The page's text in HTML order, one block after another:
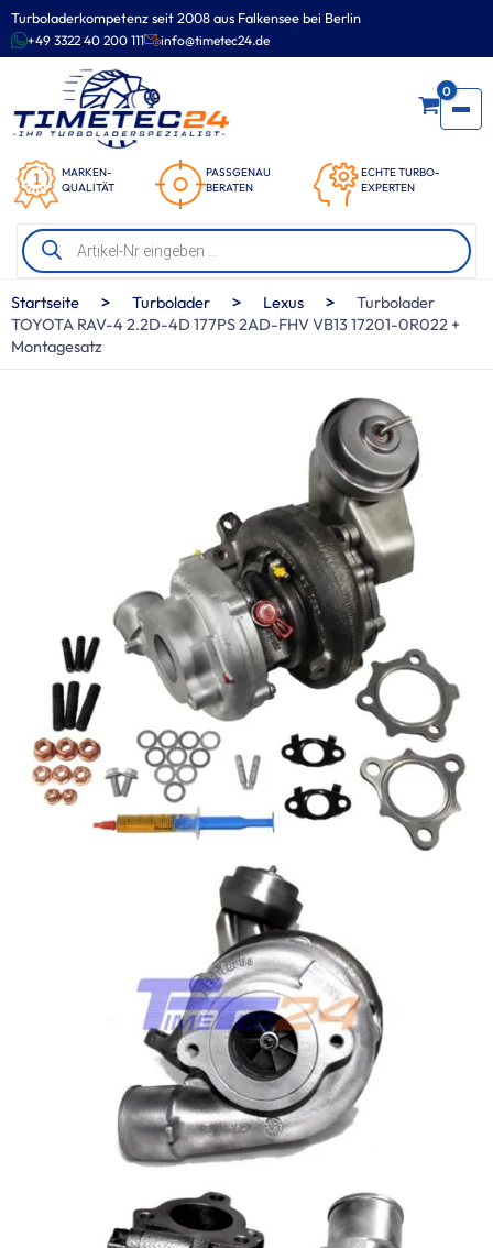
Turboladerkompetenz seit 2008 aus Falkensee bei Berlin
+49 3322 40 200 111 info@timetec24.de
MARKEN-
QUALITÄT
PASSGENAU
BERATEN
ECHTE TURBO-
EXPERTEN
0
Products
search
Zum
Inhalt
springen
Startseite > Turbolader > Lexus >
Turbolader
TOYOTA RAV-4 2.2D-4D 177PS 2AD-FHV VB13 17201-0R022 +
Montagesatz